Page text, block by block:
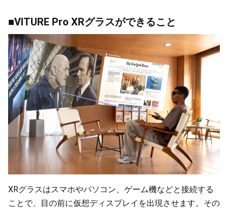
■VITURE Pro XRグラスができること
XRグラスはスマホやパソコン、ゲーム機などと接続する
ことで、目の前に仮想ディスプレイを出現させます。その